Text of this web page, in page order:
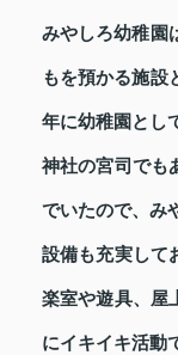
みやしろ幼稚園
もを預かる施設
年に幼稚園とし
神社の宮司でも
でいたので、み
設備も充実して
楽室や遊具、屋
にイキイキ活動